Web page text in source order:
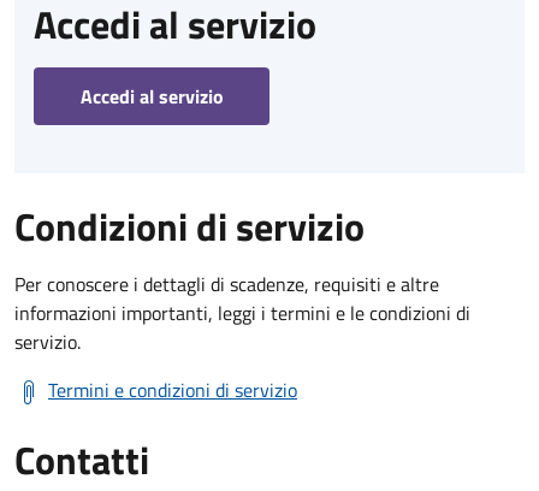
Accedi al servizio
Accedi al servizio
Condizioni di servizio
Per conoscere i dettagli di scadenze, requisiti e altre
informazioni importanti, leggi i termini e le condizioni di
servizio.
Termini e condizioni di servizio
Contatti